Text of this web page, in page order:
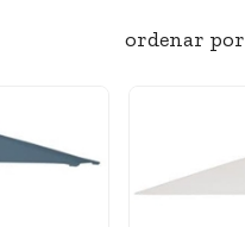
ordenar por